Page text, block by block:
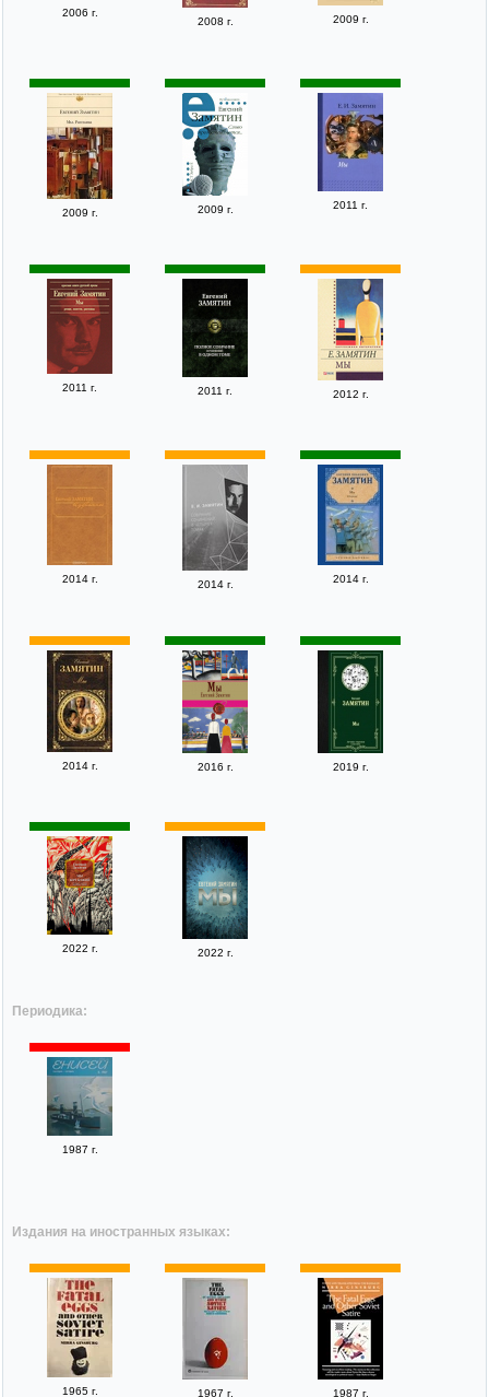
2006 г.
2008 г. 2009 г.
2009 г. 2009 г. 2011 г.
2011 г. 2011 г. 2012 г.
2014 г. 2014 г. 2014 г.
2014 г. 2016 г. 2019 г.
2022 г. 2022 г.
Периодика:
1987 г.
Издания на иностранных языках:
1965 г.
1967 г.
1987 г.